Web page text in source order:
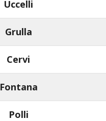
Uccelli
Grulla
Cervi
Fontana
Polli